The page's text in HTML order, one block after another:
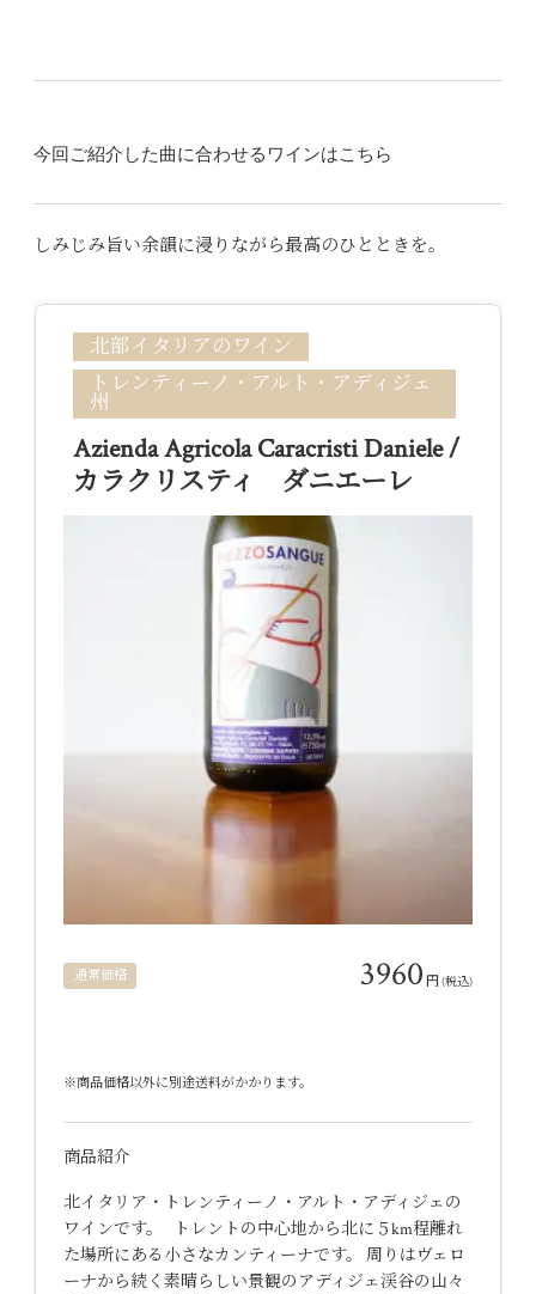
今回ご紹介した曲に合わせるワインはこちら
しみじみ旨い余韻に浸りながら最高のひとときを。
北部イタリアのワイン
トレンティーノ・アルト・アディジェ
州
Azienda Agricola Caracristi Daniele /
カラクリスティ ダニエーレ
通常価格 3960 円(税込)
※商品価格以外に別途送料がかかります。
商品紹介
北イタリア・トレンティーノ・アルト・アディジェの
ワインです。 トレントの中心地から北に５km程離れ
た場所にある小さなカンティーナです。 周りはヴェロ
ーナから続く素晴らしい景観のアディジェ渓谷の山々